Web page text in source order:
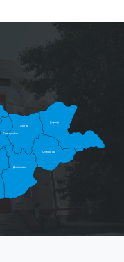
Дорнод
Сүхбаатар
Дорноговь
Хэнтий
Говьсүмбэр